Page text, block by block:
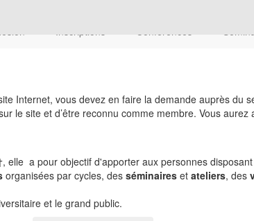
Inscriptions Conférences
Internet, vous devez en faire la demande auprès du
le site et d’être reconnu comme membre. Vous
elle a pour objectif d'apporter aux personnes
organisées par cycles, des séminaires et ateliers, des
et le grand public.